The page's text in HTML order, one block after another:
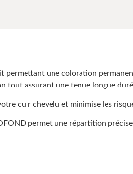
permettant une coloration
tout assurant une tenue longue
cuir chevelu et minimise les
permet une répartition